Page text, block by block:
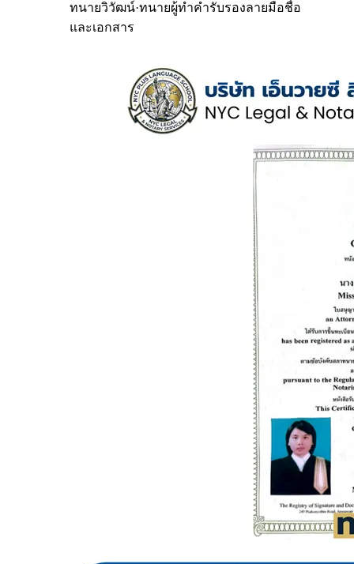
ทนายวิวัฒน์·ทนายผู้ทำคำรับรองลายมือชื่อ
และเอกสาร